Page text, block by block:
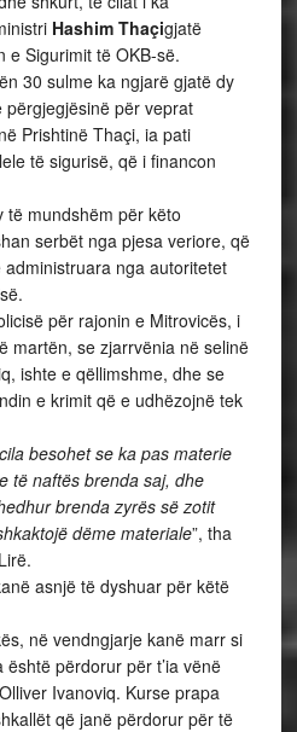
Hashim Thaçigjatë
e Sigurimit të OKB-së.
30 sulme ka ngjarë gjatë dy
për veprat
Prishtinë Thaçi, ia pati
të sigurisë, që i financon
të mundshëm për këto
serbët nga pjesa veriore, që
nga autoritetet
për rajonin e Mitrovicës, i
martën, se zjarrvënia në selinë
ishte e qëllimshme, dhe se
e krimit që e udhëzojnë tek
besohet se ka pas materie
të naftës brenda saj, dhe
brenda zyrës së zotit
dëme materiale”, tha
asnjë të dyshuar për këtë
në vendngjarje kanë marr si
përdorur për t’ia vënë
Ivanoviq. Kurse prapa
që janë përdorur për të